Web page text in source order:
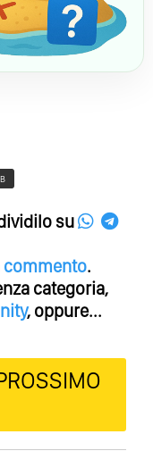
su
commento.
categoria,
, oppure...